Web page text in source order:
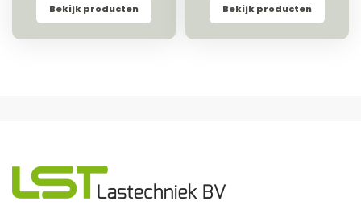
Bekijk producten Bekijk producten